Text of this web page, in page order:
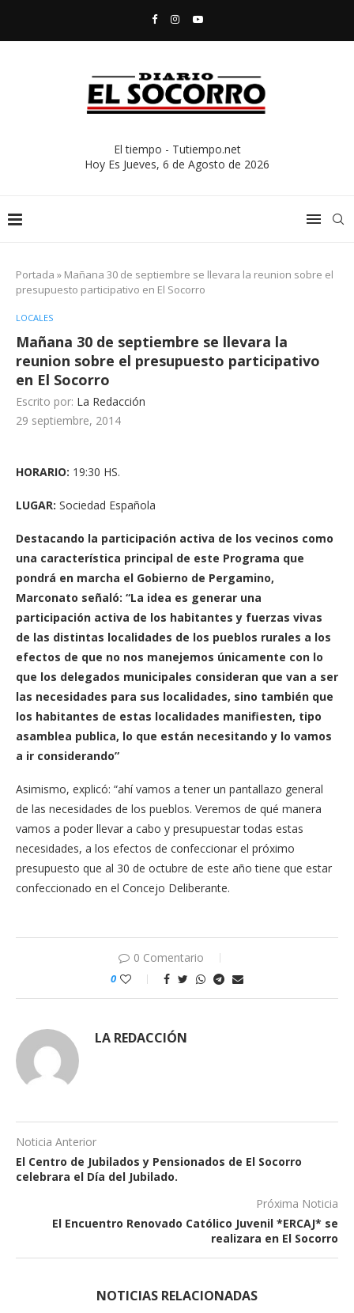
El tiempo - Tutiempo.net
Hoy Es Jueves, 6 de Agosto de 2026
Portada » Mañana 30 de septiembre se llevara la reunion sobre el
presupuesto participativo en El Socorro
LOCALES
Mañana 30 de septiembre se llevara la
reunion sobre el presupuesto participativo
en El Socorro
Escrito por: La Redacción
29 septiembre, 2014
HORARIO: 19:30 HS.
LUGAR: Sociedad Española
Destacando la participación activa de los vecinos como
una característica principal de este Programa que
pondrá en marcha el Gobierno de Pergamino,
Marconato señaló: “La idea es generar una
participación activa de los habitantes y fuerzas vivas
de las distintas localidades de los pueblos rurales a los
efectos de que no nos manejemos únicamente con lo
que los delegados municipales consideran que van a ser
las necesidades para sus localidades, sino también que
los habitantes de estas localidades manifiesten, tipo
asamblea publica, lo que están necesitando y lo vamos
a ir considerando”
Asimismo, explicó: “ahí vamos a tener un pantallazo general
de las necesidades de los pueblos. Veremos de qué manera
vamos a poder llevar a cabo y presupuestar todas estas
necesidades, a los efectos de confeccionar el próximo
presupuesto que al 30 de octubre de este año tiene que estar
confeccionado en el Concejo Deliberante.
0 Comentario
0
LA REDACCIÓN
Noticia Anterior
El Centro de Jubilados y Pensionados de El Socorro
celebrara el Día del Jubilado.
Próxima Noticia
El Encuentro Renovado Católico Juvenil *ERCAJ* se
realizara en El Socorro
NOTICIAS RELACIONADAS